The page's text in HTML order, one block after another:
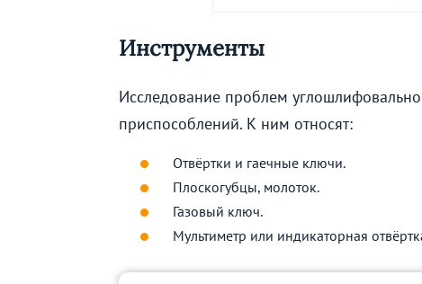
Инструменты
Исследование проблем
приспособлений. К ним относят:
Отвёртки и гаечные ключи.
Плоскогубцы, молоток.
Газовый ключ.
Мультиметр или индикаторная